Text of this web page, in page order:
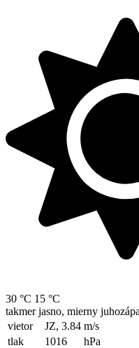
30 °C 15 °C
takmer jasno, mierny
vietor
JZ, 3.84 m/s
tlak
1016
hPa